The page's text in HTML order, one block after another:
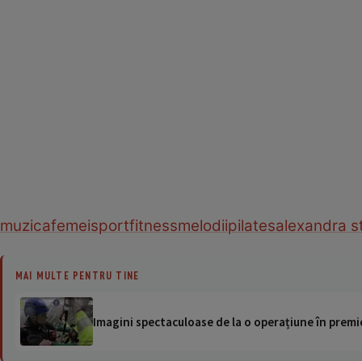
muzicafemeisportfitnessmelodiipilatesalexandra
MAI MULTE PENTRU TINE
Imagini spectaculoase de la o operațiune în